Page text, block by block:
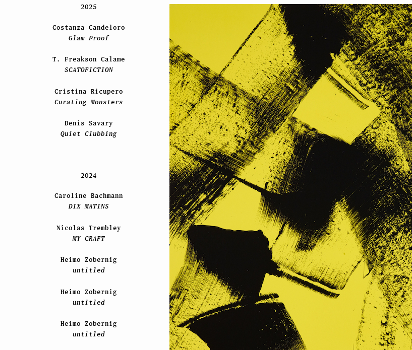
2025
Costanza Candeloro
Glam Proof
T. Freakson Calame
SCATOFICTION
Cristina Ricupero
Curating Monsters
Denis Savary
Quiet Clubbing
2024
Caroline Bachmann
DIX MATINS
Nicolas Trembley
MY CRAFT
Heimo Zobernig
untitled
Heimo Zobernig
untitled
Heimo Zobernig
untitled